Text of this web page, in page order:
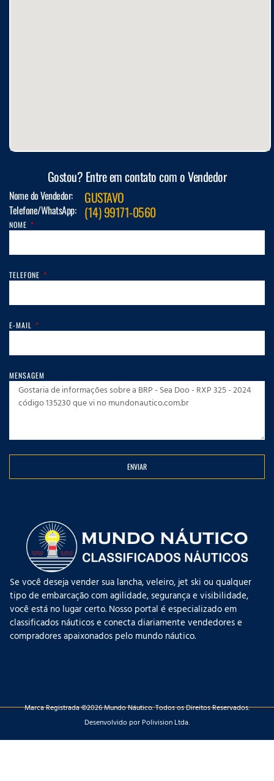
Gostou? Entre em contato com o Vendedor
Nome do Vendedor: GUSTAVO
Telefone/WhatsApp: (14) 99171-0560
NOME
TELEFONE
E-MAIL
MENSAGEM
ENVIAR
Se você deseja vender sua lancha, veleiro, jet ski ou qualquer
tipo de embarcação com agilidade, segurança e visibilidade,
você está no lugar certo. Nosso portal é especializado em
classificados náuticos e conecta diariamente vendedores e
compradores apaixonados pelo mundo náutico.
Marca Registrada ©2026 Mundo Náutico. Todos os Direitos Reservados.
Desenvolvido por Polivision Ltda.